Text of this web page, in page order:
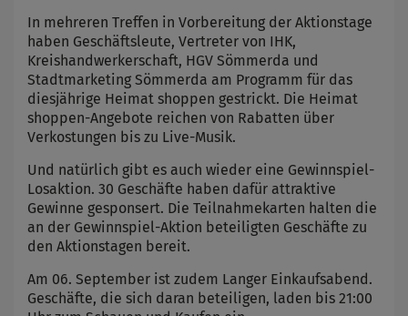
In mehreren Treffen in Vorbereitung der Aktionstage
haben Geschäftsleute, Vertreter von IHK,
Kreishandwerkerschaft, HGV Sömmerda und
Stadtmarketing Sömmerda am Programm für das
diesjährige Heimat shoppen gestrickt. Die Heimat
shoppen-Angebote reichen von Rabatten über
Verkostungen bis zu Live-Musik.
Und natürlich gibt es auch wieder eine Gewinnspiel-
Losaktion. 30 Geschäfte haben dafür attraktive
Gewinne gesponsert. Die Teilnahmekarten halten die
an der Gewinnspiel-Aktion beteiligten Geschäfte zu
den Aktionstagen bereit.
Am 06. September ist zudem Langer Einkaufsabend.
Geschäfte, die sich daran beteiligen, laden bis 21:00